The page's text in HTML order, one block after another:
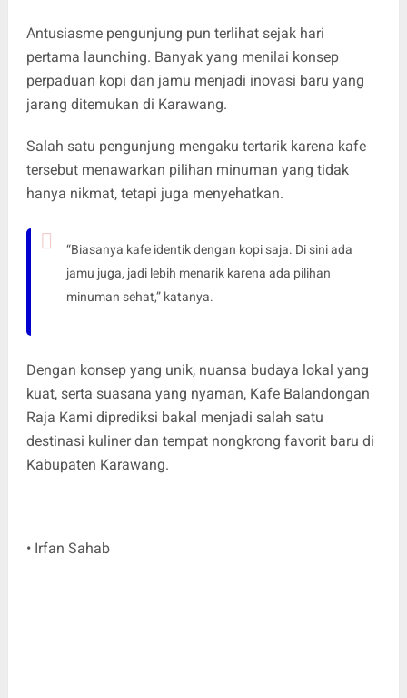
Antusiasme pengunjung pun terlihat sejak hari
pertama launching. Banyak yang menilai konsep
perpaduan kopi dan jamu menjadi inovasi baru yang
jarang ditemukan di Karawang.
Salah satu pengunjung mengaku tertarik karena kafe
tersebut menawarkan pilihan minuman yang tidak
hanya nikmat, tetapi juga menyehatkan.
“Biasanya kafe identik dengan kopi saja. Di sini ada
jamu juga, jadi lebih menarik karena ada pilihan
minuman sehat,” katanya.
Dengan konsep yang unik, nuansa budaya lokal yang
kuat, serta suasana yang nyaman, Kafe Balandongan
Raja Kami diprediksi bakal menjadi salah satu
destinasi kuliner dan tempat nongkrong favorit baru di
Kabupaten Karawang.
• Irfan Sahab